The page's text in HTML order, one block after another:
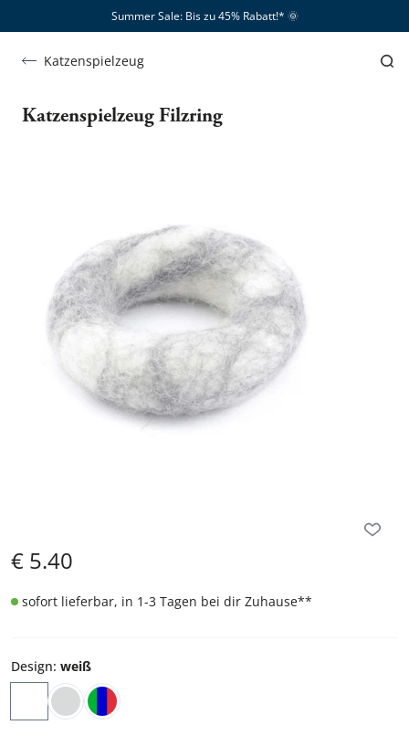
Summer Sale: Bis zu 45% Rabatt!*​ 🌞
Katzenspielzeug
Katzenspielzeug Filzring
€ 5.40
sofort lieferbar, in 1-3 Tagen bei dir Zuhause**
Design: weiß